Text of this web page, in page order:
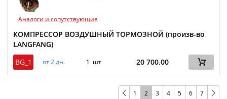
Аналоги и сопутствующие
КОМПРЕССОР ВОЗДУШНЫЙ ТОРМОЗНОЙ (произв-во
LANGFANG)
BG_1
от 2 дн. 1 шт 20 700.00
1 2 3 4 5 6 7